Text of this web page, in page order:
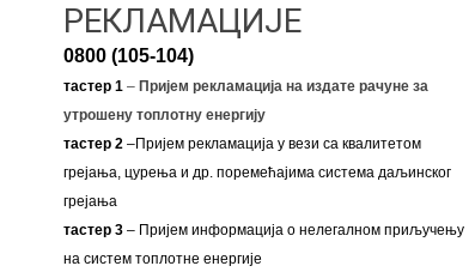
РЕКЛАМАЦИЈЕ
0800 (105-104)
тастер 1–Пријем рекламација на издате рачуне за
утрошену топлотну енергију
тастер 2–Пријем рекламација у вези са квалитетом
грејања, цурења и др. поремећајима система даљинског
грејања
тастер 3– Пријем информација о нелегалном приључењу
на систем топлотне енергије